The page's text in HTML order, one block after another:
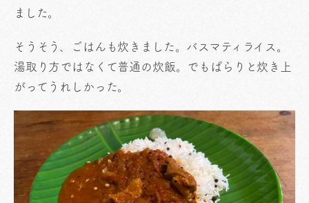
ました。
そうそう、ごはんも炊きました。バスマティライス。
湯取り方ではなくて普通の炊飯。でもぱらりと炊き上
がってうれしかった。